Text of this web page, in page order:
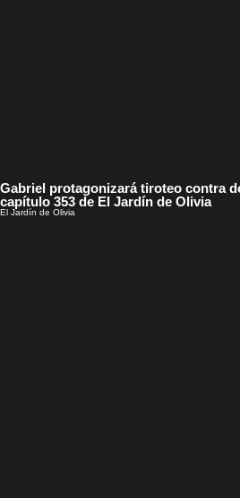
Gabriel protagonizará tiroteo contra
capítulo 353 de El Jardín de Olivia
El Jardín de Olivia